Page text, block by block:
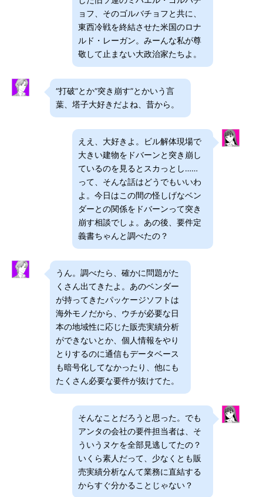
ョフ、そのゴルバチョフと共に、
東西冷戦を終結させた米国のロナ
ルド・レーガン。みーんな私が尊
敬して止まない大政治家たちよ。
“打破”とか“突き崩す”とかいう言
葉、塔子大好きだよね、昔から。
ええ、大好きよ。ビル解体現場で
大きい建物をドバーンと突き崩し
ているのを見るとスカっとし……
って、そんな話はどうでもいいわ
よ。今日はこの間の怪しげなベン
ダーとの関係をドバーンって突き
崩す相談でしょ。あの後、要件定
義書ちゃんと調べたの？
うん。調べたら、確かに問題がた
くさん出てきたよ。あのベンダー
が持ってきたパッケージソフトは
海外モノだから、ウチが必要な日
本の地域性に応じた販売実績分析
ができないとか、個人情報をやり
とりするのに通信もデータベース
も暗号化してなかったり、他にも
たくさん必要な要件が抜けてた。
そんなことだろうと思った。でも
アンタの会社の要件担当者は、そ
ういうヌケを全部見逃してたの？
いくら素人だって、少なくとも販
売実績分析なんて業務に直結する
からすぐ分かることじゃない？